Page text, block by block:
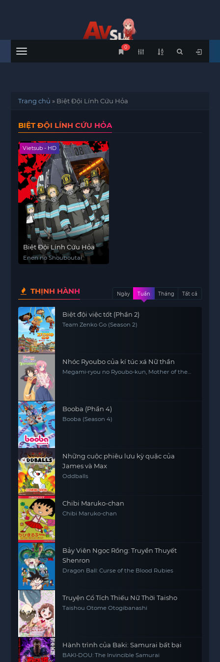
Menu
0
Trang chủ » Biệt Đội Lính Cứu Hỏa
BIỆT ĐỘI LÍNH CỨU HỎA
Vietsub - HD
Biệt Đội Lính Cứu Hỏa
Enen no Shouboutai
THỊNH HÀNH Ngày Tuần Tháng Tất cả
Biệt đội việc tốt (Phần 2)
Team Zenko Go (Season 2)
Nhóc Ryoubo của kí túc xá Nữ thần
Megami-ryou no Ryoubo-kun, Mother of the
Booba (Phần 4)
Booba (Season 4)
Những cuộc phiêu lưu kỳ quặc của
James và Max
Oddballs
Chibi Maruko-chan
Chibi Maruko-chan
Bảy Viên Ngọc Rồng: Truyền Thuyết
Shenron
Dragon Ball: Curse of the Blood Rubies
Truyện Cổ Tích Thiếu Nữ Thời Taisho
Taishou Otome Otogibanashi
Hành trình của Baki: Samurai bất bại
BAKI-DOU: The Invincible Samurai